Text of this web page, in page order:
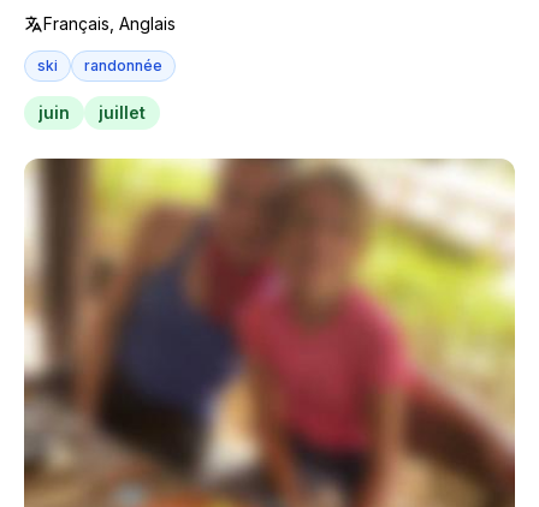
Français, Anglais
ski randonnée
juin juillet